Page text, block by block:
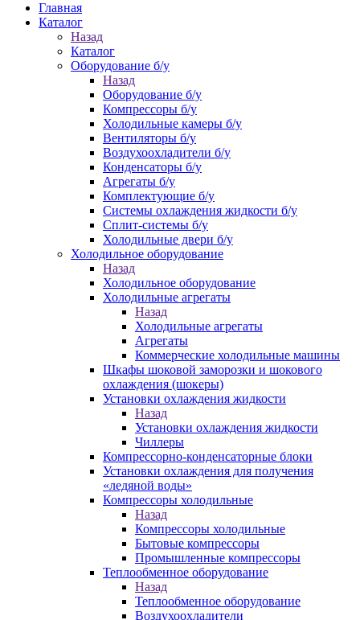
Главная
Каталог
Назад
Каталог
Оборудование б/у
Назад
Оборудование б/у
Компрессоры б/у
Холодильные камеры б/у
Вентиляторы б/у
Воздухоохладители б/у
Конденсаторы б/у
Агрегаты б/у
Комплектующие б/у
Системы охлаждения жидкости б/у
Сплит-системы б/у
Холодильные двери б/у
Холодильное оборудование
Назад
Холодильное оборудование
Холодильные агрегаты
Назад
Холодильные агрегаты
Агрегаты
Коммерческие холодильные машины
Шкафы шоковой заморозки и шокового
охлаждения (шокеры)
Установки охлаждения жидкости
Назад
Установки охлаждения жидкости
Чиллеры
Компрессорно-конденсаторные блоки
Установки охлаждения для получения
«ледяной воды»
Компрессоры холодильные
Назад
Компрессоры холодильные
Бытовые компрессоры
Промышленные компрессоры
Теплообменное оборудование
Назад
Теплообменное оборудование
Воздухоохладители